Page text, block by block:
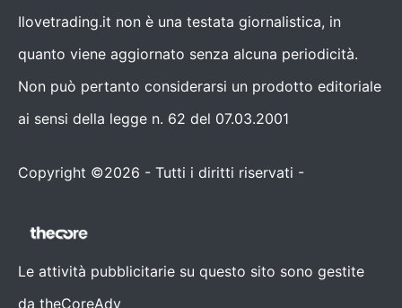
Ilovetrading.it non è una testata giornalistica, in
quanto viene aggiornato senza alcuna periodicità.
Non può pertanto considerarsi un prodotto editoriale
ai sensi della legge n. 62 del 07.03.2001
Copyright ©2026 - Tutti i diritti riservati -
Le attività pubblicitarie su questo sito sono gestite
da theCoreAdv